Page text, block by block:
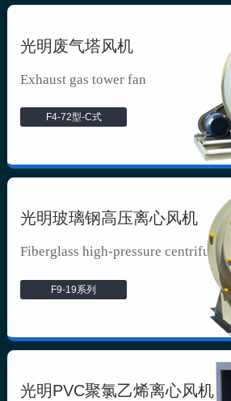
光明废气塔风机
Exhaust gas tower fan
F4-72型-C式
光明玻璃钢高压离心风机
Fiberglass high-pressure centrifuga...
F9-19系列
光明PVC聚氯乙烯离心风机